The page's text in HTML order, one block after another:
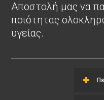
Αποστολή μας να
ποιότητας
υγείας.